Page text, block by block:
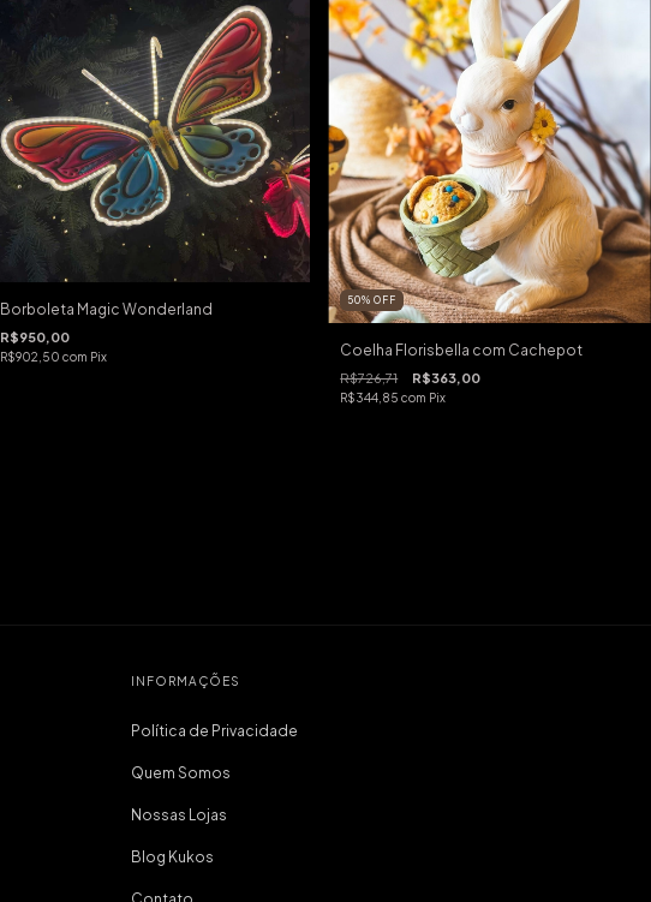
Borboleta Magic Wonderland
R$950,00
R$902,50 com Pix
50%OFF
Coelha Florisbella com Cachepot
R$726,71 R$363,00
R$344,85com Pix
INFORMAÇÕES
Política de Privacidade
Quem Somos
Nossas Lojas
Blog Kukos